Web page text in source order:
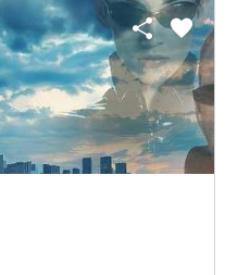
share favorite